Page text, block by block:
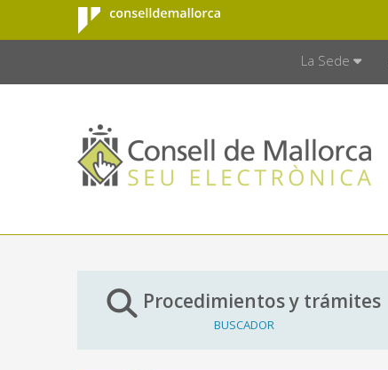
Saltar al contenido principal
Consell de
Mallorca
La Sede
Procedimientos y trámites
BUSCADOR